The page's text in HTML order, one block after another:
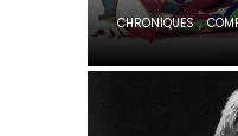
CHRONIQUES,